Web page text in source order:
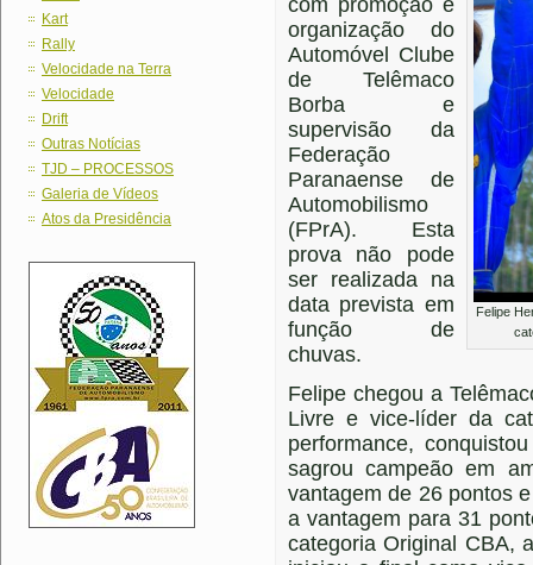
Kart
Rally
Velocidade na Terra
Velocidade
Drift
Outras Notícias
TJD – PROCESSOS
Galeria de Vídeos
Atos da Presidência
Felipe
com promoção e
organização do
Automóvel Clube
de Telêmaco
Borba e
supervisão da
Federação
Paranaense de
Automobilismo
(FPrA). Esta
prova não pode
ser realizada na
data prevista em
função de
chuvas.
Felipe chegou a
Livre e vice-líder da
performance,
sagrou campeão em
vantagem de 26 pontos
a vantagem para 31
categoria Original CBA,